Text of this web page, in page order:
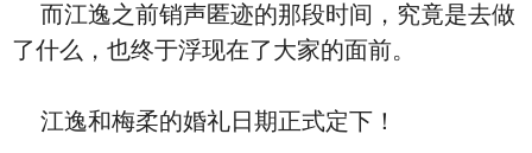
而江逸之前销声匿迹的那段时间，究竟是去做
了什么，也终于浮现在了大家的面前。
江逸和梅柔的婚礼日期正式定下！